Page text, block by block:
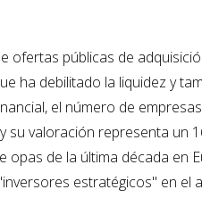
ofertas públicas de
ha debilitado la liquidez y
el número de
valoración representa un
de la última década en
estratégicos" en el